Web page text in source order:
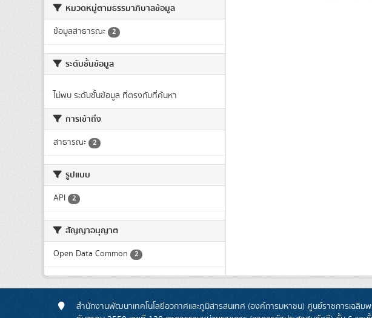
หมวดหมู่ตามธรรมาภิบาลข้อมูล
ข้อมูลสาธารณะ 2
ระดับชั้นข้อมูล
ไม่พบ ระดับชั้นข้อมูล ที่ตรงกับที่ค้นหา
การเข้าถึง
สาธารณะ 2
รูปแบบ
API 2
สัญญาอนุญาต
Open Data Common 2
สำนักงานพัฒนาเทคโนโลยีอวกาศและภูมิสารสนเทศ (องค์การมหาชน) ศูนย์ราชการเฉลิม